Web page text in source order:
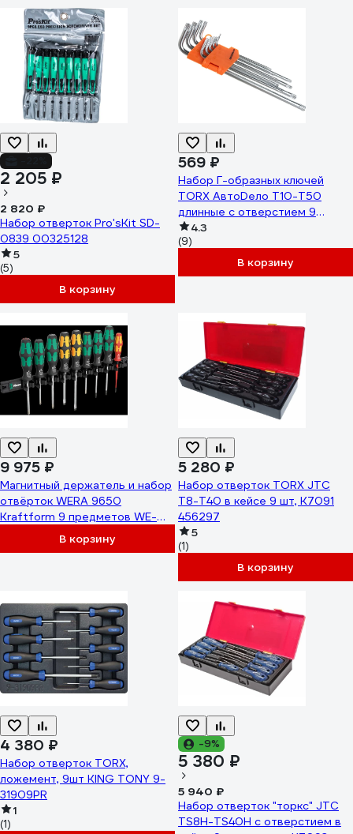
2 205 ₽
2 820 ₽
Набор отверток Pro'sKit SD-
0839 00325128
5
(5)
В корзину
569 ₽
Набор Г-образных ключей
TORX АвтоDело T10-T50
длинные с отверстием 9
предметов 39156 14641
4.3
(9)
В корзину
9 975 ₽
Магнитный держатель и набор
отвёрток WERA 9650
Kraftform 9 предметов WE-
В корзину
5 280 ₽
Набор отверток TORX JTC
Т8-Т40 в кейсе 9 шт, K7091
456297
5
(1)
В корзину
4 380 ₽
Набор отверток TORX,
ложемент, 9шт KING TONY 9-
31909PR
1
(1)
-9%
5 380 ₽
5 940 ₽
Набор отверток "торкс" JTC
TS8H-TS40H с отверстием в